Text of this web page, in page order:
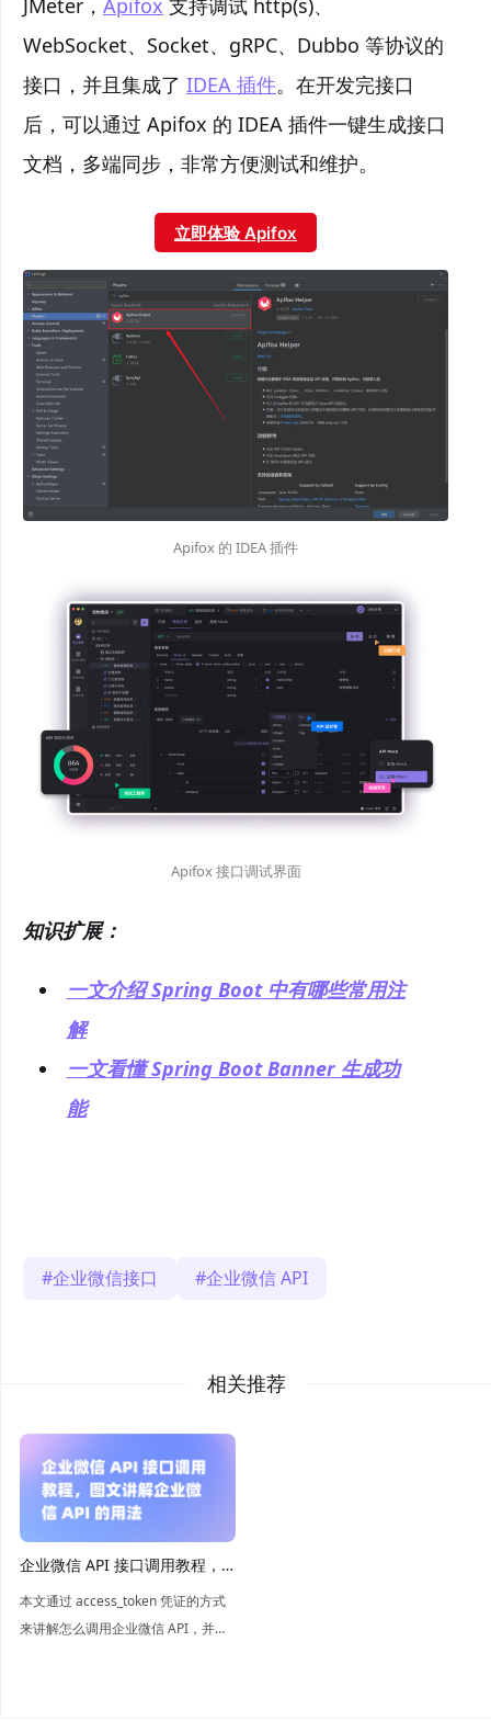
JMeter， Apifox 支持调试 http(s)、
WebSocket、Socket、gRPC、Dubbo 等协议的
接口，并且集成了 IDEA 插件。在开发完接口
后，可以通过 Apifox 的 IDEA 插件一键生成接口
文档，多端同步，非常方便测试和维护。
立即体验 Apifox
Apifox 的 IDEA 插件
Apifox 接口调试界面
知识扩展：
一文介绍 Spring Boot 中有哪些常用注
解
一文看懂 Spring Boot Banner 生成功
能
企业微信接口 企业微信 API
相关推荐
企业微信 API 接口调用教程，
图文讲解企业微信 API 的用法
本文通过 access_token 凭证的方式
来讲解怎么调用企业微信 API，并介